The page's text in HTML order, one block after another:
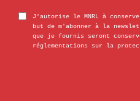
J'autorise le MNRL à
but de m'abonner à la
que je fournis seront
réglementations sur la